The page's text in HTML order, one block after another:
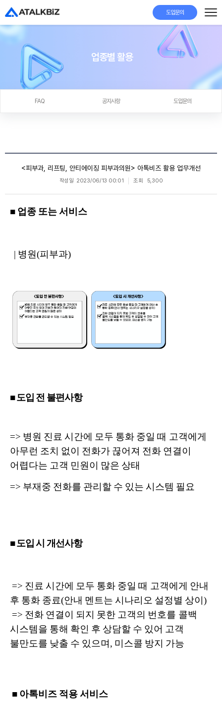
도입문의
업종별 활용
FAQ 공지사항 도입문의
<피부과, 리프팅, 안티에이징 피부과의원> 아톡비즈 활용 업무개선
작성일 2023/06/13 00:01 조회 5,300
■ 업종 또는 서비스
| 병원(피부과)
■ 도입 전 불편사항
=> 병원 진료 시간에 모두 통화 중일 때 고객에게
아무런 조치 없이 전화가 끊어져 전화 연결이
어렵다는 고객 민원이 많은 상태
=> 부재중 전화를 관리할 수 있는 시스템 필요
■ 도입 시 개선사항
=> 진료 시간에 모두 통화 중일 때 고객에게 안내
후 통화 종료(안내 멘트는 시나리오 설정별 상이)
=> 전화 연결이 되지 못한 고객의 번호를 콜백
시스템을 통해 확인 후 상담할 수 있어 고객
불만도를 낮출 수 있으며, 미스콜 방지 가능
■ 아톡비즈 적용 서비스